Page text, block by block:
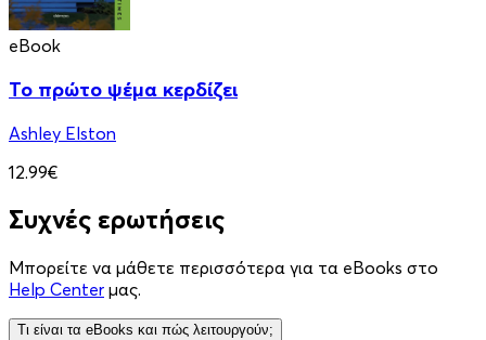
eBook
Το πρώτο ψέμα κερδίζει
Ashley Elston
12.99€
Συχνές ερωτήσεις
Μπορείτε να μάθετε περισσότερα για τα eBooks στο
Help Center μας.
Τι είναι τα eBooks και πώς λειτουργούν;